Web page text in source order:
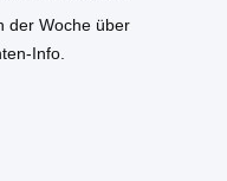
der Woche über
Info.